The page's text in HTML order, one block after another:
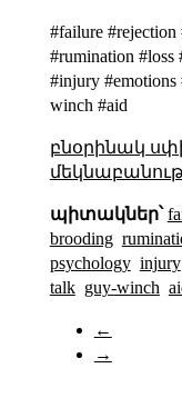
#failure
#rumination #loss
#injury #emotions
winch #aid
բնօրինակ
պիտակներ՝
brooding
psychology injury
talk guy-winch
←
→